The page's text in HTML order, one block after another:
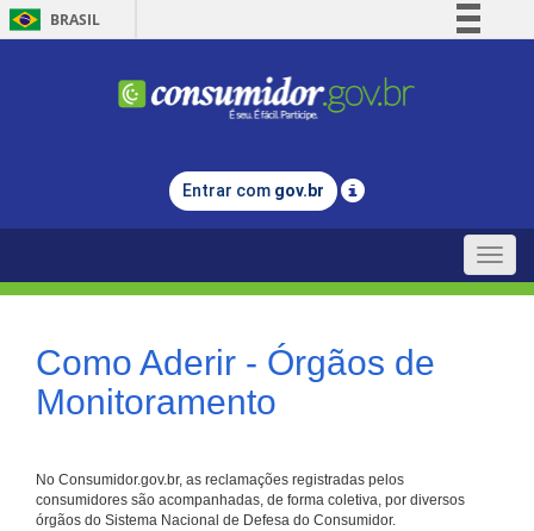
BRASIL
Comunica BR
Legislação
Entrar com gov.br
Toggle
Como Aderir - Órgãos de
Monitoramento
No Consumidor.gov.br, as reclamações registradas pelos
consumidores são acompanhadas, de forma coletiva, por diversos
órgãos do Sistema Nacional de Defesa do Consumidor.